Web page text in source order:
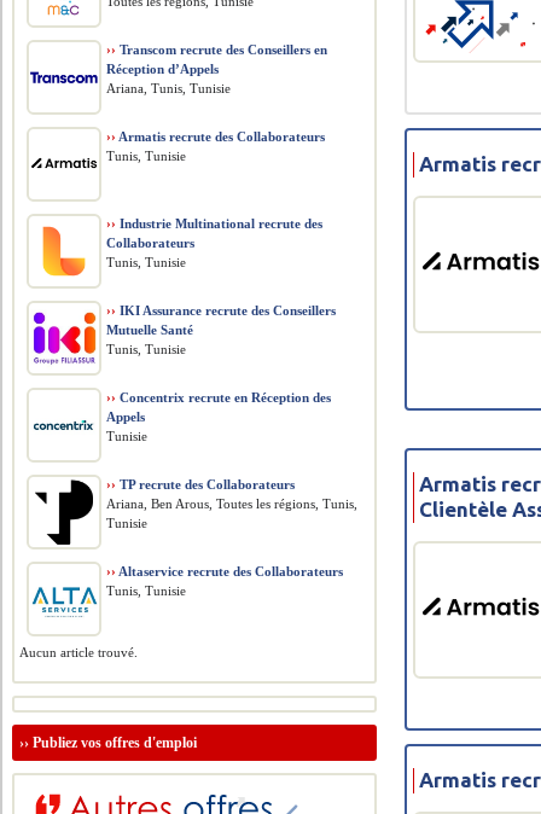
Armatis
Armatis
Clientèle
Armatis
›› Transcom recrute des Conseillers en
Réception d’Appels
Ariana, Tunis, Tunisie
›› Armatis recrute des Collaborateurs
Tunis, Tunisie
›› Industrie Multinational recrute des
Collaborateurs
Tunis, Tunisie
›› IKI Assurance recrute des Conseillers
Mutuelle Santé
Tunis, Tunisie
›› Concentrix recrute en Réception des
Appels
Tunisie
›› TP recrute des Collaborateurs
Ariana, Ben Arous, Toutes les régions, Tunis,
Tunisie
›› Altaservice recrute des Collaborateurs
Tunis, Tunisie
Aucun article trouvé.
››Publiez vos offres d'emploi